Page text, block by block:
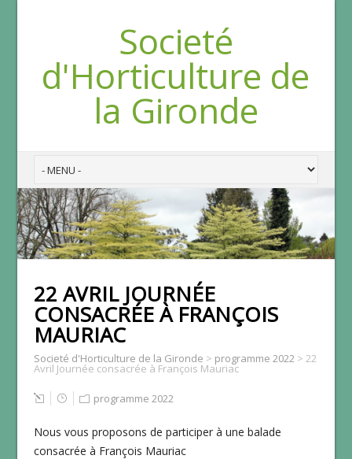
Societé
d'Horticulture de
la Gironde
22 AVRIL JOURNÉE
CONSACRÉE À FRANÇOIS
MAURIAC
Societé d'Horticulture de la Gironde > programme 2022 > 22
Avril Journée consacrée à François Mauriac
programme 2022
Nous vous proposons de participer à une balade
consacrée à François Mauriac